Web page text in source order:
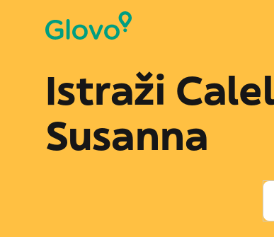
Istraži
Susanna